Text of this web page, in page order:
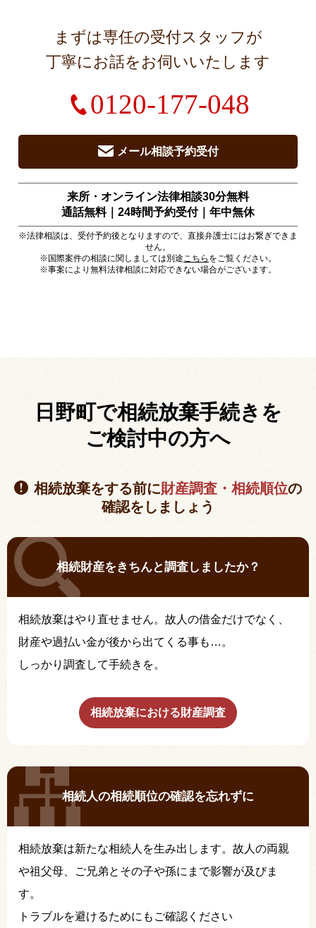
まずは専任の受付スタッフが
丁寧にお話をお伺いいたします
0120-177-048
メール相談予約受付
来所・オンライン法律相談30分無料
通話無料｜24時間予約受付｜ 年中無休
※法律相談は、受付予約後となりますので、直接弁護士にはお繋ぎできま
せん。
※国際案件の相談に関しましては別途こちら をご覧ください。
※事案により無料法律相談に対応できない場合がございます。
日野町で相続放棄手続きを
ご検討中の方へ
相続放棄をする前に財産調査・相続順位の
確認をしましょう
相続財産をきちんと調査しましたか？
相続放棄はやり直せません。故人の借金だけでなく、
財産や過払い金が後から出てくる事も…。
しっかり調査して手続きを。
相続放棄における財産調査
相続人の相続順位の確認を忘れずに
相続放棄は新たな相続人を生み出します。故人の両親
や祖父母、ご兄弟とその子や孫にまで影響が及びま
す。
トラブルを避けるためにもご確認ください